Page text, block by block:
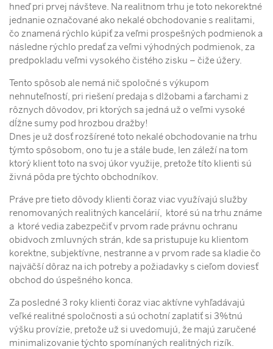
hneď pri prvej návšteve. Na realitnom trhu je toto nekorektné
jednanie označované ako nekalé obchodovanie s realitami,
čo znamená rýchlo kúpiť za veľmi prospešných podmienok a
následne rýchlo predať za veľmi výhodných podmienok, za
predpokladu veľmi vysokého čistého zisku – čiže úžery.
Tento spôsob ale nemá nič spoločné s výkupom
nehnuteľností, pri riešení predaja s dlžobami a ťarchami z
rôznych dôvodov, pri ktorých sa jedná už o veľmi vysoké
dĺžne sumy pod hrozbou dražby!
Dnes je už dosť rozšírené toto nekalé obchodovanie na trhu
týmto spôsobom, ono tu je a stále bude, len záleží na tom
ktorý klient toto na svoj úkor využije, pretože títo klienti sú
živná pôda pre týchto obchodníkov.
Práve pre tieto dôvody klienti čoraz viac využívajú služby
renomovaných realitných kancelárií, ktoré sú na trhu známe
a ktoré vedia zabezpečiť v prvom rade právnu ochranu
obidvoch zmluvných strán, kde sa pristupuje ku klientom
korektne, subjektívne, nestranne a v prvom rade sa kladie čo
najväčší dôraz na ich potreby a požiadavky s cieľom doviesť
obchod do úspešného konca.
Za posledné 3 roky klienti čoraz viac aktívne vyhľadávajú
veľké realitné spoločnosti a sú ochotní zaplatiť si 3%tnú
výšku provízie, pretože už si uvedomujú, že majú zaručené
minimalizovanie týchto spomínaných realitných rizík.